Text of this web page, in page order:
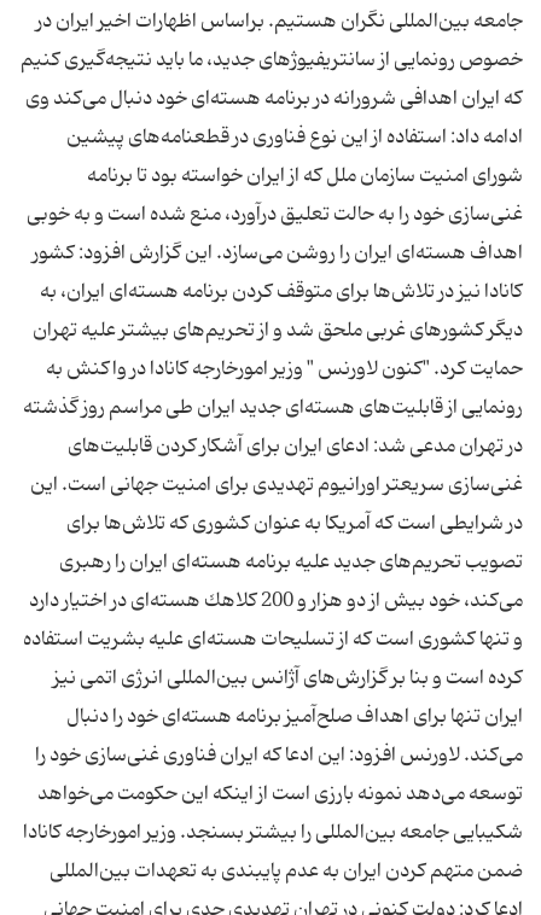
جامعه بین‌المللی نگران هستیم. براساس اظهارات اخیر ایران در
خصوص رونمایی از سانتریفیوژهای جدید، ما باید نتیجه‌گیری كنیم
كه ایران اهدافی شرورانه در برنامه هسته‌ای خود دنبال می‌كند وی
ادامه داد: استفاده از این نوع فناوری در قطعنامه‌های پیشین
شورای امنیت سازمان ملل كه از ایران خواسته بود تا برنامه
غنی‌سازی خود را به حالت تعلیق درآورد، منع شده است و به خوبی
اهداف هسته‌ای ایران را روشن می‌سازد. این گزارش افزود: كشور
كانادا نیز در تلاش‌ها برای متوقف كردن برنامه هسته‌ای ایران، به
دیگر كشورهای غربی ملحق شد و از تحریم‌های بیشتر علیه تهران
حمایت كرد. "كنون لاورنس " وزیر امورخارجه كانادا در واكنش به
رونمایی از قابلیت‌های هسته‌ای جدید ایران طی مراسم روز گذشته
در تهران مدعی شد: ادعای ایران برای آشكار كردن قابلیت‌های
غنی‌سازی سریعتر اورانیوم تهدیدی برای امنیت جهانی است. این
در شرایطی است كه آمریكا به عنوان كشوری كه تلاش‌ها برای
تصویب تحریم‌های جدید علیه برنامه هسته‌ای ایران را رهبری
می‌كند، خود بیش از دو هزار و 200 كلاهك هسته‌ای در اختیار دارد
و تنها كشوری است كه از تسلیحات هسته‌ای علیه بشریت استفاده
كرده است و بنا بر گزارش‌های آژانس بین‌المللی انرژی اتمی نیز
ایران تنها برای اهداف صلح‌آمیز برنامه هسته‌ای خود را دنبال
می‌كند. لاورنس افزود: این ادعا كه ایران فناوری غنی‌سازی خود را
توسعه می‌دهد نمونه بارزی است از اینكه این حكومت می‌خواهد
شكیبایی جامعه بین‌المللی را بیشتر بسنجد. وزیر امورخارجه كانادا
ضمن متهم كردن ایران به عدم پایبندی به تعهدات بین‌المللی